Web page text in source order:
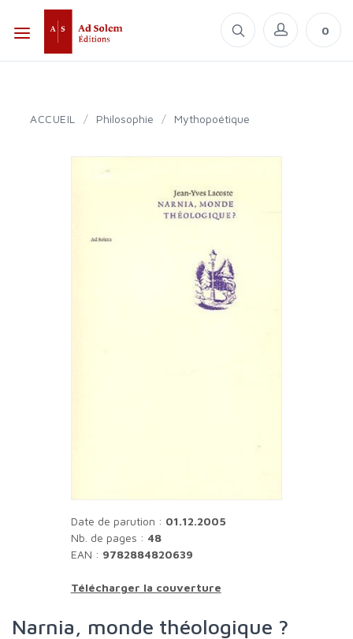
0
ACCUEIL / Philosophie / Mythopoétique
Date de parution : 01.12.2005
Nb. de pages : 48
EAN : 9782884820639
Télécharger la couverture
Narnia, monde théologique ?